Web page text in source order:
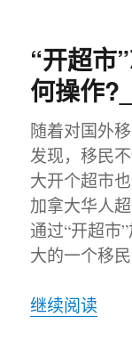
“开超市
何操作
随着对国外
发现，移民
大开个超市
加拿大华人
通过“开超市
大的一个移
继续阅读